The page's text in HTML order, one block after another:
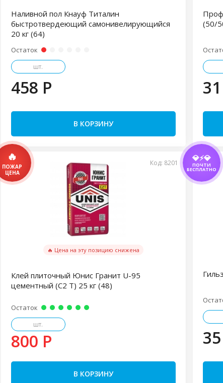
Наливной пол Кнауф Титалин
быстротвердеющий самонивелирующийся
20 кг (64)
Остаток
шт.
458 P
В КОРЗИНУ
(50/
Код: 8201
🔥 Цена на эту позицию снижена
Клей плиточный Юнис Гранит U-95
цементный (C2 T) 25 кг (48)
Остаток
шт.
800 P
В КОРЗИНУ
💎⚡💎
ПОЧТИ
БЕСПЛАТНО